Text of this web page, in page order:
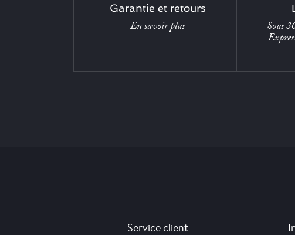
Garantie et retours
En savoir plus
Sous
Service client